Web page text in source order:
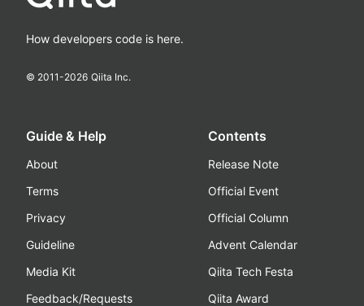
How developers code is here.
© 2011-2026 Qiita Inc.
Guide & Help
About
Terms
Privacy
Guideline
Media Kit
Feedback/Requests
Contents
Release Note
Official Event
Official Column
Advent Calendar
Qiita Tech Festa
Qiita Award